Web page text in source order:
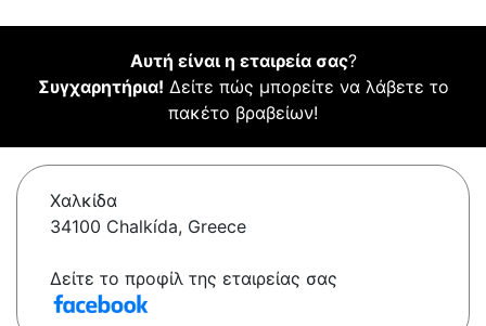
Αυτή είναι η εταιρεία σας?
Συγχαρητήρια! Δείτε πώς μπορείτε να λάβετε το
πακέτο βραβείων!
Χαλκίδα
34100 Chalkída, Greece
Δείτε το προφίλ της εταιρείας σας